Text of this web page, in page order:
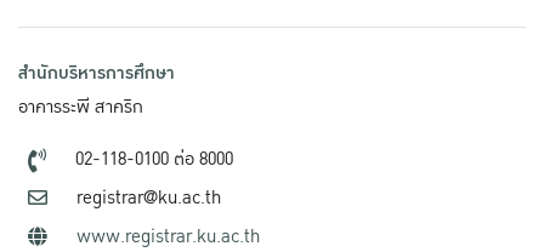
สำนักบริหารการศึกษา
อาคารระพี สาคริก
02-118-0100 ต่อ 8000
registrar@ku.ac.th
www.registrar.ku.ac.th